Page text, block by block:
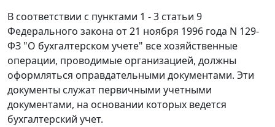
В соответствии с пунктами 1 - 3 статьи 9
Федерального закона от 21 ноября 1996 года N 129-
ФЗ "О бухгалтерском учете" все хозяйственные
операции, проводимые организацией, должны
оформляться оправдательными документами. Эти
документы служат первичными учетными
документами, на основании которых ведется
бухгалтерский учет.